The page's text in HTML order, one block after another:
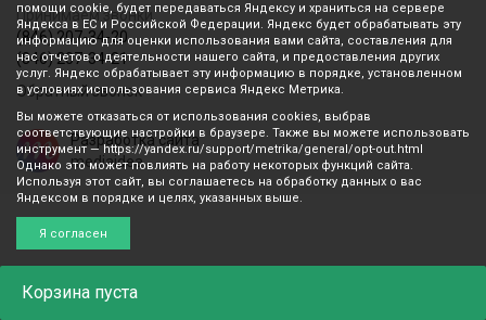
Корзина пуста
Принимаем звонки
(846) 207-34-20
(846) 207-34-21
Обратный звонок
Разработка сайта
mediaidea
помощи cookie, будет передаваться Яндексу и храниться на сервере
Яндекса в ЕС и Российской Федерации. Яндекс будет обрабатывать эту
информацию для оценки использования вами сайта, составления для
нас отчетов о деятельности нашего сайта, и предоставления других
услуг. Яндекс обрабатывает эту информацию в порядке, установленном
в условиях использования сервиса Яндекс Метрика.
Вы можете отказаться от использования cookies, выбрав
соответствующие настройки в браузере. Также вы можете использовать
инструмент — https://yandex.ru/support/metrika/general/opt-out.html
Однако это может повлиять на работу некоторых функций сайта.
Используя этот сайт, вы соглашаетесь на обработку данных о вас
Яндексом в порядке и целях, указанных выше.
Я согласен